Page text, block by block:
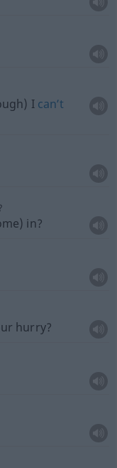
I can’t
in?
hurry?